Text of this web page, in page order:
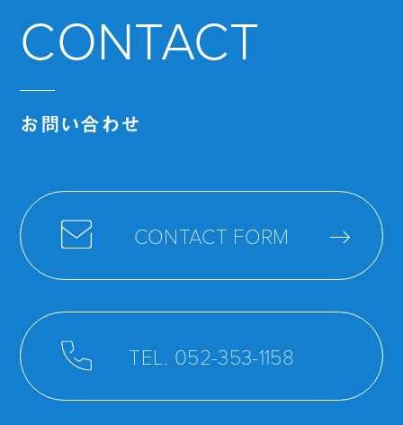
CONTACT
お問い合わせ
CONTACT FORM
TEL. 052-353-1158